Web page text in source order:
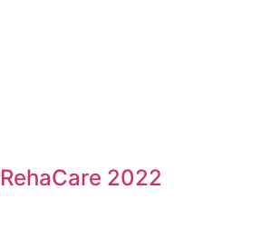
RehaCare 2022